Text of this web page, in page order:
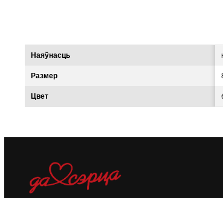
Наяўнасць
Размер
Цвет